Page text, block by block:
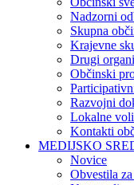
Nadzorni
Skupna
Krajevne
Drugi organi
Občinski
Razvojni
Lokalne
Kontakti
MEDIJSKO
Novice
Obvestila